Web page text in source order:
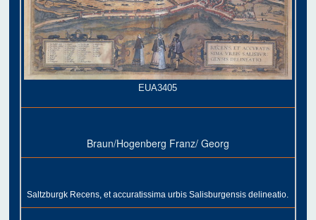
EUA3405
Braun/Hogenberg Franz/ Georg
Saltzburgk Recens, et accuratissima urbis Salisburgensis delineatio.